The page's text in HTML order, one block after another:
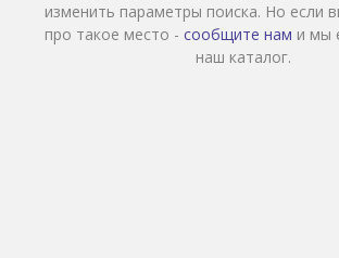
изменить параметры поиска. Но если
про такое место - сообщите нам и мы
наш каталог.